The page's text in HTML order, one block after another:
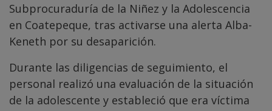
Subprocuraduría de la Niñez y la Adolescencia
en Coatepeque, tras activarse una alerta Alba-
Keneth por su desaparición.
Durante las diligencias de seguimiento, el
personal realizó una evaluación de la situación
de la adolescente y estableció que era víctima